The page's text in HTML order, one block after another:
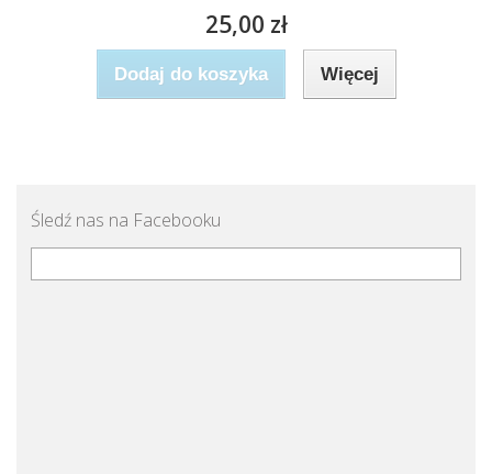
25,00 zł
Dodaj do koszyka Więcej
Śledź nas na Facebooku